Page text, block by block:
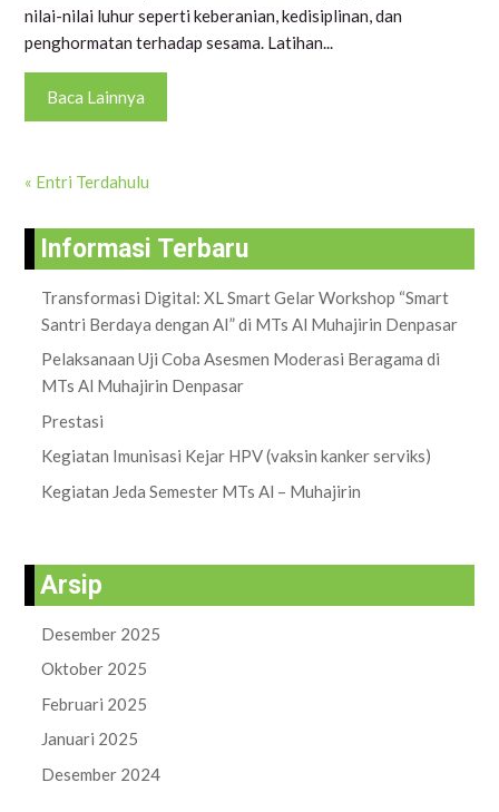
nilai-nilai luhur seperti keberanian, kedisiplinan, dan
penghormatan terhadap sesama. Latihan...
Baca Lainnya
« Entri Terdahulu
Informasi Terbaru
Transformasi Digital: XL Smart Gelar Workshop “Smart
Santri Berdaya dengan AI” di MTs Al Muhajirin Denpasar
Pelaksanaan Uji Coba Asesmen Moderasi Beragama di
MTs Al Muhajirin Denpasar
Prestasi
Kegiatan Imunisasi Kejar HPV (vaksin kanker serviks)
Kegiatan Jeda Semester MTs Al – Muhajirin
Arsip
Desember 2025
Oktober 2025
Februari 2025
Januari 2025
Desember 2024